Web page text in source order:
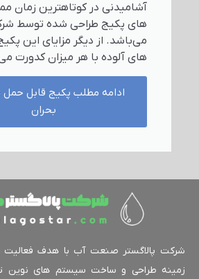
آشامیدنی در کوتاهترین زمان ممکن
های پکیج طراحی شده توسط شرکت
می‌باشد. از دیگر مزایای این پکیج،
های آلوده با هر میزان کدورت می
ادامه مطلب پکیج قابل حمل در
بحران
پالاگستر صنعت آب با هدف فعالیت
طراحی و ساخت سیستم های نوین